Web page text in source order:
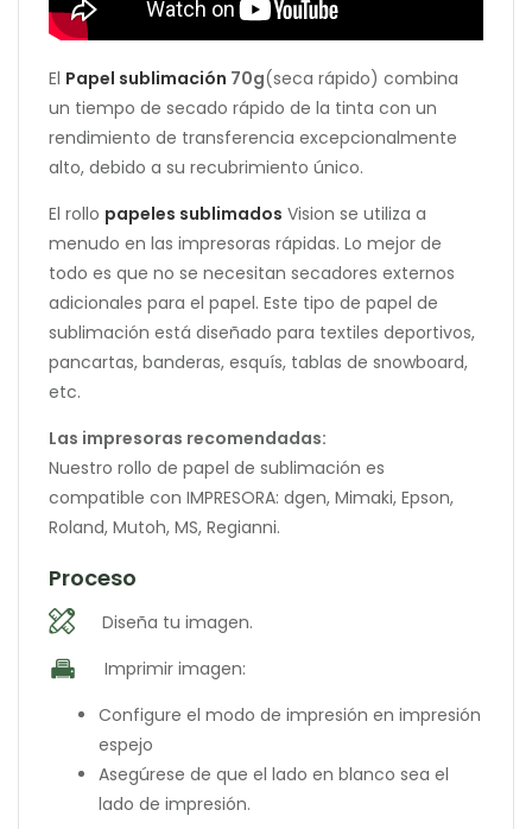
El Papel sublimación 70g(seca rápido) combina
un tiempo de secado rápido de la tinta con un
rendimiento de transferencia excepcionalmente
alto, debido a su recubrimiento único.
El rollo papeles sublimados Vision se utiliza a
menudo en las impresoras rápidas. Lo mejor de
todo es que no se necesitan secadores externos
adicionales para el papel. Este tipo de papel de
sublimación está diseñado para textiles deportivos,
pancartas, banderas, esquís, tablas de snowboard,
etc.
Las impresoras recomendadas:
Nuestro rollo de papel de sublimación es
compatible con IMPRESORA: dgen, Mimaki, Epson,
Roland, Mutoh, MS, Regianni.
Proceso
Diseña tu imagen.
Imprimir imagen:
Configure el modo de impresión en impresión
espejo
Asegúrese de que el lado en blanco sea el
lado de impresión.